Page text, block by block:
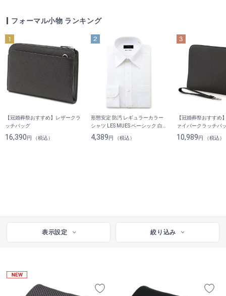
フォーマル小物 ランキング
【冠婚葬祭おすすめ】レザークラ
ッチバッグ
16,390円 （税込）
形態安定 防汚 レギュラーカラー
シャツ LES MUES ベーシック 白
無地
4,389円 （税込）
【冠婚葬祭おすすめ
ァイバークラッチバ
2WAY
10,989円 （税込）
表示設定 絞り込み